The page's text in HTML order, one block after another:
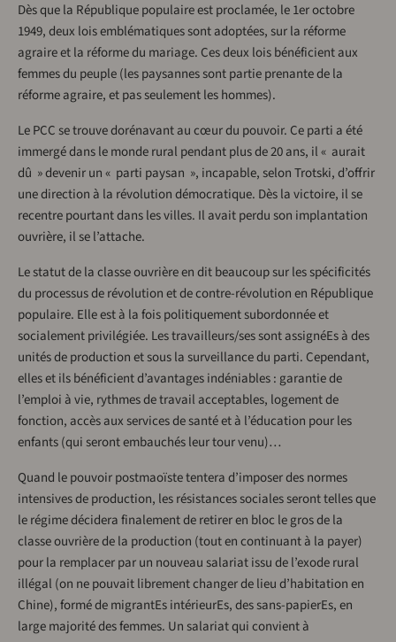
Dès que la République populaire est proclamée, le 1er octobre
1949, deux lois emblématiques sont adoptées, sur la réforme
agraire et la réforme du mariage. Ces deux lois bénéficient aux
femmes du peuple (les paysannes sont partie prenante de la
réforme agraire, et pas seulement les hommes).
Le PCC se trouve dorénavant au cœur du pouvoir. Ce parti a été
immergé dans le monde rural pendant plus de 20 ans, il « aurait
dû » devenir un « parti paysan », incapable, selon Trotski, d’offrir
une direction à la révolution démocratique. Dès la victoire, il se
recentre pourtant dans les villes. Il avait perdu son implantation
ouvrière, il se l’attache.
Le statut de la classe ouvrière en dit beaucoup sur les spécificités
du processus de révolution et de contre-révolution en République
populaire. Elle est à la fois politiquement subordonnée et
socialement privilégiée. Les travailleurs/ses sont assignéEs à des
unités de production et sous la surveillance du parti. Cependant,
elles et ils bénéficient d’avantages indéniables : garantie de
l’emploi à vie, rythmes de travail acceptables, logement de
fonction, accès aux services de santé et à l’éducation pour les
enfants (qui seront embauchés leur tour venu)…
Quand le pouvoir postmaoïste tentera d’imposer des normes
intensives de production, les résistances sociales seront telles que
le régime décidera finalement de retirer en bloc le gros de la
classe ouvrière de la production (tout en continuant à la payer)
pour la remplacer par un nouveau salariat issu de l’exode rural
illégal (on ne pouvait librement changer de lieu d’habitation en
Chine), formé de migrantEs intérieurEs, des sans-papierEs, en
large majorité des femmes. Un salariat qui convient à